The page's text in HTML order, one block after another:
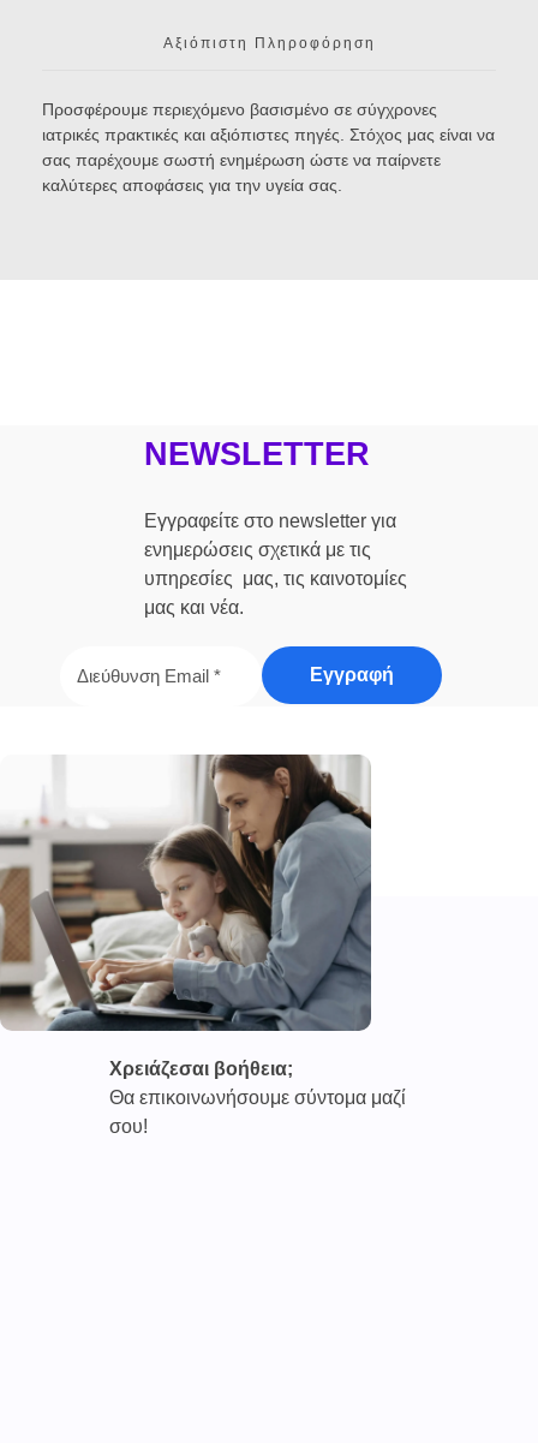
Αξιόπιστη Πληροφόρηση
Προσφέρουμε περιεχόμενο βασισμένο σε σύγχρονες
ιατρικές πρακτικές και αξιόπιστες πηγές. Στόχος μας είναι να
σας παρέχουμε σωστή ενημέρωση ώστε να παίρνετε
καλύτερες αποφάσεις για την υγεία σας.
NEWSLETTER
Εγγραφείτε στο newsletter για
ενημερώσεις σχετικά με τις
υπηρεσίες μας, τις καινοτομίες
μας και νέα.
Χρειάζεσαι βοήθεια;
Θα επικοινωνήσουμε σύντομα μαζί
σου!